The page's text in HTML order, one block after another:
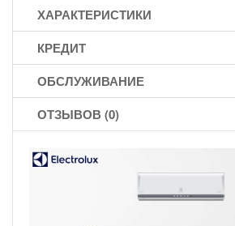
ХАРАКТЕРИСТИКИ
КРЕДИТ
ОБСЛУЖИВАНИЕ
ОТЗЫВОВ (0)